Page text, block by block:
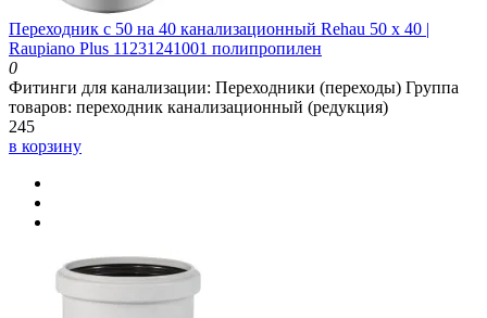
Переходник с 50 на 40 канализационный Rehau 50 х 40 |
Raupiano Plus 11231241001 полипропилен
0
Фитинги для канализации: Переходники (переходы) Группа
товаров: переходник канализационный (редукция)
245
в корзину